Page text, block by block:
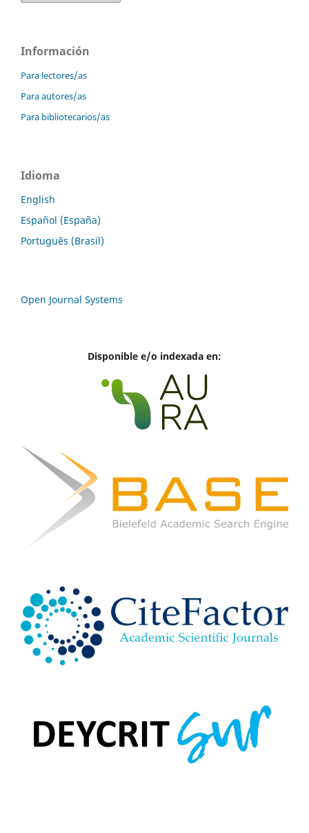
Información
Para lectores/as
Para autores/as
Para bibliotecarios/as
Idioma
English
Español (España)
Português (Brasil)
Open Journal Systems
Disponible e/o indexada en: